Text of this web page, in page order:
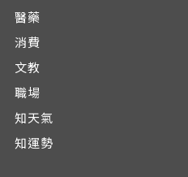
醫藥
消費
文教
職場
知天氣
知運勢